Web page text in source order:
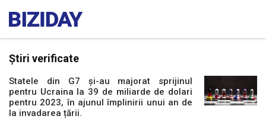
Știri verificate
Statele din G7 și-au majorat sprijinul
pentru Ucraina la 39 de miliarde de dolari
pentru 2023, în ajunul împlinirii unui an de
la invadarea țării.